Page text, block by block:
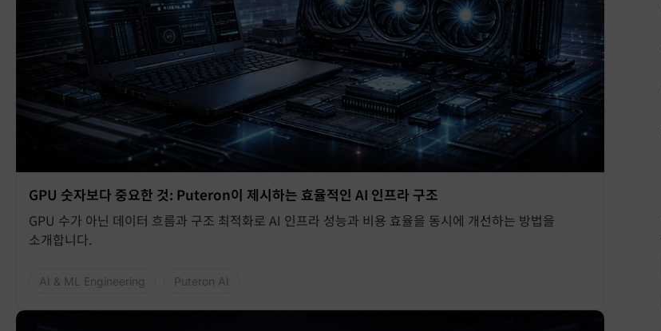
GPU 숫자보다 중요한 것: Puteron이 제시하는 효율적인 AI 인프라 구조
GPU 수가 아닌 데이터 흐름과 구조 최적화로 AI 인프라 성능과 비용 효율을 동시에 개선하는 방법을
소개합니다.
AI & ML Engineering Puteron AI